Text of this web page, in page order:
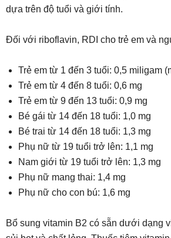
dựa trên độ tuổi và giới tính.
Đối với riboflavin, RDI cho trẻ em và
Trẻ em từ 1 đến 3 tuổi: 0,5 miligam
Trẻ em từ 4 đến 8 tuổi: 0,6 mg
Trẻ em từ 9 đến 13 tuổi: 0,9 mg
Bé gái từ 14 đến 18 tuổi: 1,0 mg
Bé trai từ 14 đến 18 tuổi: 1,3 mg
Phụ nữ từ 19 tuổi trở lên: 1,1 mg
Nam giới từ 19 tuổi trở lên: 1,3 mg
Phụ nữ mang thai: 1,4 mg
Phụ nữ cho con bú: 1,6 mg
Bổ sung vitamin B2 có sẵn dưới dạng